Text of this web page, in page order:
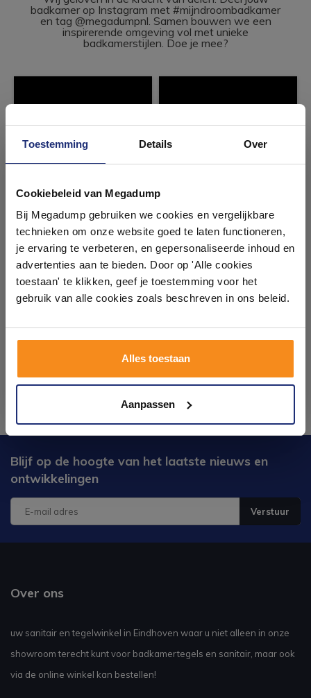
Toestemming Details Over
Cookiebeleid van Megadump
Bij Megadump gebruiken we cookies en vergelijkbare
technieken om onze website goed te laten functioneren,
je ervaring te verbeteren, en gepersonaliseerde inhoud en
advertenties aan te bieden. Door op 'Alle cookies
toestaan' te klikken, geef je toestemming voor het
gebruik van alle cookies zoals beschreven in ons beleid.
Alles toestaan
Aanpassen
badkamer op Instagram met #mijndroombadkamer
en tag @megadumpnl. Samen bouwen we een
inspirerende omgeving vol met unieke
badkamerstijlen. Doe je mee?
Blijf op de hoogte van het laatste nieuws en
ontwikkelingen
Verstuur
Over ons
uw sanitair en tegelwinkel in Eindhoven waar u niet alleen in onze
showroom terecht kunt voor badkamertegels en sanitair, maar ook
via de online winkel kan bestellen!
badkamers in onze 1000 m²
showroom
Laat je inspireren door 21 volledig ingerichte
badkameropstellingen – van compact tot luxe. Onze
ervaren adviseurs helpen je persoonlijk, en je vindt
tegels & sanitair direct uit voorraad. Gratis parkeren
op eigen terrein.
Kom langs en ervaar zelf het verschil!